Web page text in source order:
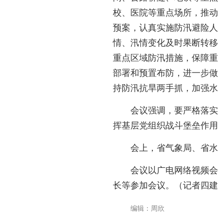
校、医院等重点场所，推
预案，认真实施防汛避险
情、汛情变化及时果断转
重点区域防汛措施，保障
部署和预置布防，进一步
持防汛抗旱两手抓，加强
会议强调，要严格落
挥基层党组织战斗堡垒作
会上，省气象局、省
会议以广电网络视频
长等参加会议。（记者四
编辑：周欣